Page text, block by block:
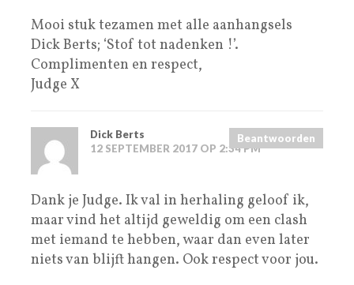
Mooi stuk tezamen met alle aanhangsels
Dick Berts; ‘Stof tot nadenken !’.
Complimenten en respect,
Judge X
Dick Berts
12 SEPTEMBER 2017 OP 2:34 PM
Beantwoorden
Dank je Judge. Ik val in herhaling geloof ik,
maar vind het altijd geweldig om een clash
met iemand te hebben, waar dan even later
niets van blijft hangen. Ook respect voor jou.